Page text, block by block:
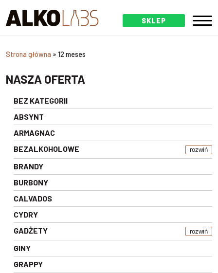
SKLEP
Strona główna » 12 meses
NASZA OFERTA
BEZ KATEGORII
ABSYNT
ARMAGNAC
BEZALKOHOLOWE
rozwiń
BRANDY
BURBONY
CALVADOS
CYDRY
GADŻETY
rozwiń
GINY
GRAPPY